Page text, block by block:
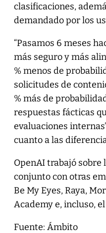
clasificaciones,
demandado por los
“Pasamos 6 meses
más seguro y más
% menos de
solicitudes de
% más de
respuestas fácticas
evaluaciones
cuanto a las
OpenAI trabajó sobre
conjunto con otras
Be My Eyes, Raya,
Academy e, incluso,
Fuente: Ámbito